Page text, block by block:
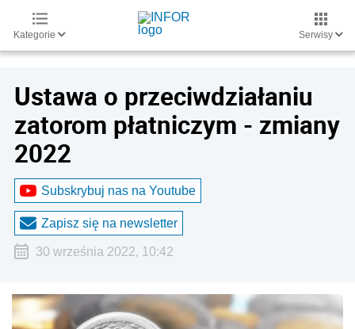
Kategorie Serwisy
Ustawa o przeciwdziałaniu
zatorom płatniczym - zmiany
2022
Subskrybuj nas na Youtube
Zapisz się na newsletter
30 września 2022, 10:42